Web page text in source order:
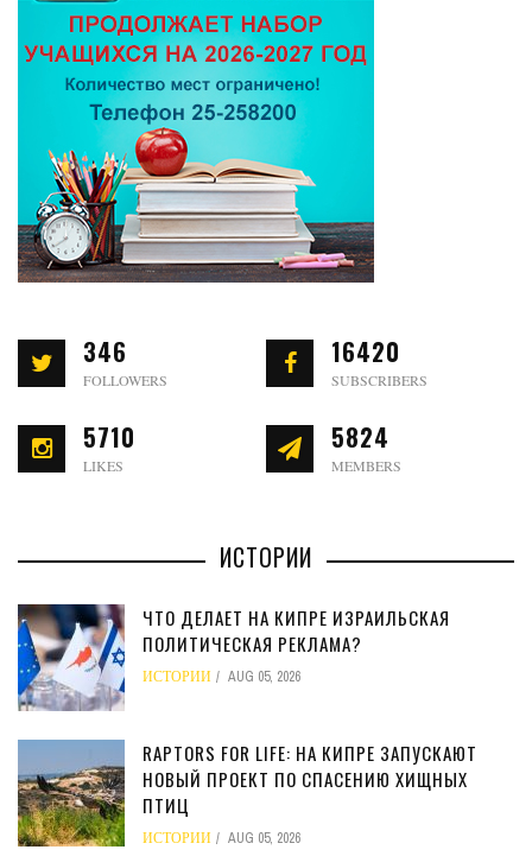
346
FOLLOWERS
16420
SUBSCRIBERS
5710
LIKES
5824
MEMBERS
ИСТОРИИ
ЧТО ДЕЛАЕТ НА КИПРЕ ИЗРАИЛЬСКАЯ
ПОЛИТИЧЕСКАЯ РЕКЛАМА?
ИСТОРИИ AUG 05, 2026
RAPTORS FOR LIFE: НА КИПРЕ ЗАПУСКАЮТ
НОВЫЙ ПРОЕКТ ПО СПАСЕНИЮ ХИЩНЫХ
ПТИЦ
ИСТОРИИ AUG 05, 2026